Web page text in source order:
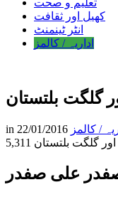
کھیل اور ثقافت
انٹر ٹینمنٹ
اداریہ / کالمز
گلگت بلتستان
in / کالمز 22/01/2016
اور گلگت بلتستان
علی صفدر